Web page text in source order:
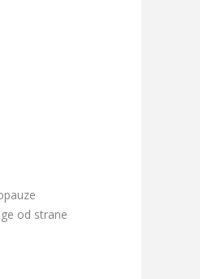
od strane